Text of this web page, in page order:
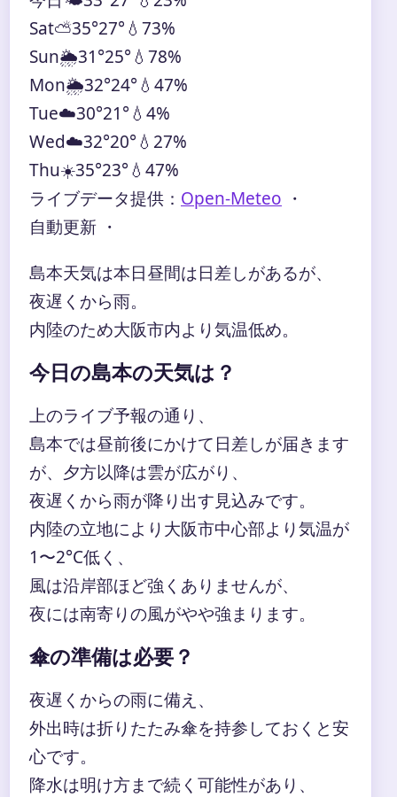
Sat⛅35°27°💧73%
Sun🌦️31°25°💧78%
Mon🌦️32°24°💧47%
Tue☁️30°21°💧4%
Wed☁️32°20°💧27%
Thu☀️35°23°💧47%
ライブデータ提供： Open-Meteo ・
自動更新 ・
島本天気は本日昼間は日差しがあるが、
夜遅くから雨。
内陸のため大阪市内より気温低め。
今日の島本の天気は？
上のライブ予報の通り、
島本では昼前後にかけて日差しが届きます
が、夕方以降は雲が広がり、
夜遅くから雨が降り出す見込みです。
内陸の立地により大阪市中心部より気温が
1〜2°C低く、
風は沿岸部ほど強くありませんが、
夜には南寄りの風がやや強まります。
傘の準備は必要？
夜遅くからの雨に備え、
外出時は折りたたみ傘を持参しておくと安
心です。
降水は明け方まで続く可能性があり、